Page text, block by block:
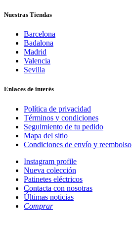
Nuestras Tiendas
Barcelona
Badalona
Madrid
Valencia
Sevilla
Enlaces de interés
Política de privacidad
Términos y condiciones
Seguimiento de tu pedido
Mapa del sitio
Condiciones de envío y reembolso
Instagram profile
Nueva colección
Patinetes eléctricos
Contacta con nosotras
Últimas noticias
Comprar